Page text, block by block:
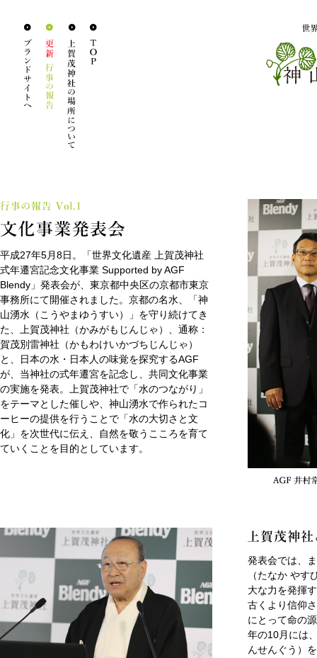
平成27年5月8日。「世界文化遺産 上賀茂神社
式年遷宮記念文化事業 Supported by AGF
Blendy」発表会が、東京都中央区の京都市東京
事務所にて開催されました。京都の名水、「神
山湧水（こうやまゆうすい）」を守り続けてき
た、上賀茂神社（かみがもじんじゃ）、通称：
賀茂別雷神社（かもわけいかづちじんじゃ）
と、日本の水・日本人の味覚を探究するAGF
が、当神社の式年遷宮を記念し、共同文化事業
の実施を発表。上賀茂神社で「水のつながり」
をテーマとした催しや、神山湧水で作られたコ
ーヒーの提供を行うことで「水の大切さと文
化」を次世代に伝え、自然を敬うこころを育て
ていくことを目的としています。
発表会では、
（たなか や
大な力を発揮
古くより信仰
にとって命の
年の10月には
んせんぐう）